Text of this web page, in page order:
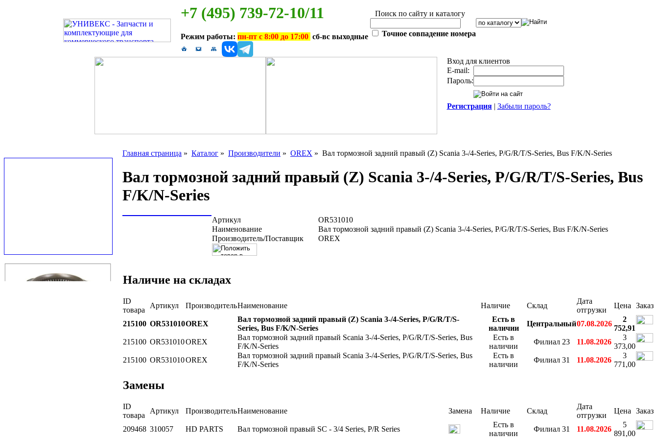
+7 (495) 739-72-10/11
Режим работы: пн-пт с 8:00 до 17:00 сб-вс выходные
Поиск по сайту и каталогу
Точное совпадение номера
Вход для клиентов
E-mail:
Пароль:
Регистрация| Забыли пароль?
Главная страница » Каталог » Производители » OREX » Вал тормозной задний правый (Z) Scania 3-/4-Series, P/G/R/T/S-Series, Bus F/K/N-Series
Вал тормозной задний правый (Z) Scania 3-/4-Series, P/G/R/T/S-Series, Bus
F/K/N-Series
Артикул
OR531010
Наименование
Вал тормозной задний правый (Z) Scania 3-/4-Series, P/G/R/T/S-Series, Bus F/K/N-Series
Производитель/Поставщик
OREX
Наличие на складах
ID
товара
Артикул ПроизводительНаименование Наличие Склад
Дата
отгрузки
Цена Заказ
215100 OR531010OREX
Вал тормозной задний правый (Z) Scania 3-/4-Series, P/G/R/T/S-
Series, Bus F/K/N-Series
Есть в
наличии
Центральный07.08.2026
2
752,91
215100 OR531010OREX
Вал тормозной задний правый Scania 3-/4-Series, P/G/R/T/S-Series, Bus
F/K/N-Series
Есть в
наличии
Филиал 23 11.08.2026
3
373,00
215100 OR531010OREX
Вал тормозной задний правый Scania 3-/4-Series, P/G/R/T/S-Series, Bus
F/K/N-Series
Есть в
наличии
Филиал 31 11.08.2026
3
771,00
Замены
ID
товара
Артикул ПроизводительНаименование Замена Наличие Склад
Дата
отгрузки
Цена Заказ
209468 310057 HD PARTS Вал тормозной правый SC - 3/4 Series, P/R Series
Есть в
наличии
Филиал 31 11.08.2026
5
891,00